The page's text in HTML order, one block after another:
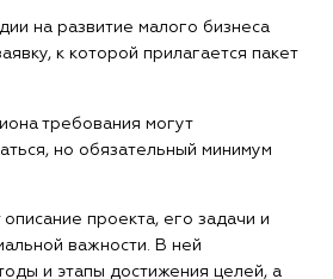
на развитие малого бизнеса
к которой прилагается пакет
требования могут
но обязательный минимум
проекта, его задачи и
важности. В ней
и этапы достижения целей, а